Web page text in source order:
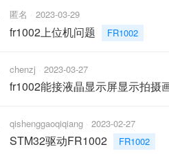
匿名 2023-03-29
fr1002上位机问题 FR1002
chenzj 2023-03-27
fr1002能接液晶显示屏显示拍摄
qishenggaoqiqiang 2023-02-27
STM32驱动FR1002 FR1002